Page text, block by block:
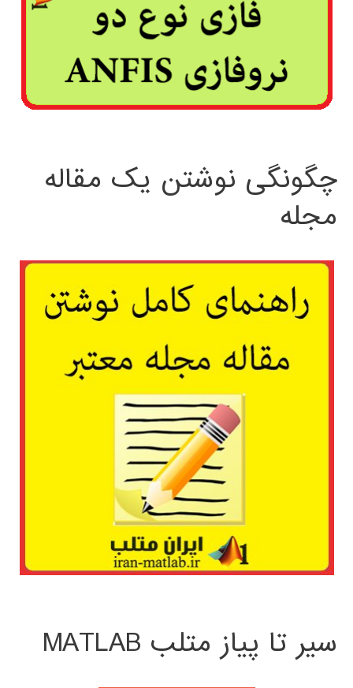
چگونگی نوشتن یک مقاله
مجله
سیر تا پیاز متلب MATLAB